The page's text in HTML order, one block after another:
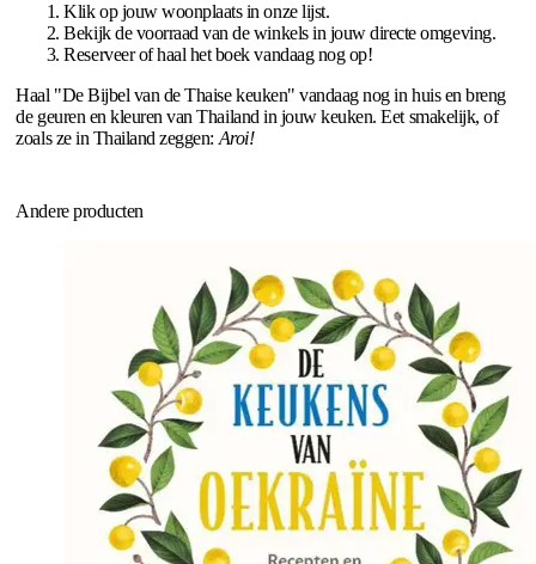
Klik op jouw woonplaats in onze lijst.
Bekijk de voorraad van de winkels in jouw directe omgeving.
Reserveer of haal het boek vandaag nog op!
Haal "De Bijbel van de Thaise keuken" vandaag nog in huis en breng
de geuren en kleuren van Thailand in jouw keuken. Eet smakelijk, of
zoals ze in Thailand zeggen: Aroi!
Andere producten